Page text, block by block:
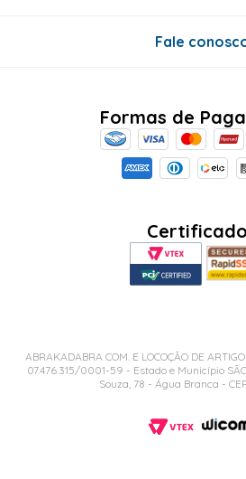
Fale
Formas de
ABRAKADABRA COM. E LOCOÇÃO DE
07.476.315/0001-59 - Estado e Município
Souza, 78 - Água Branca -